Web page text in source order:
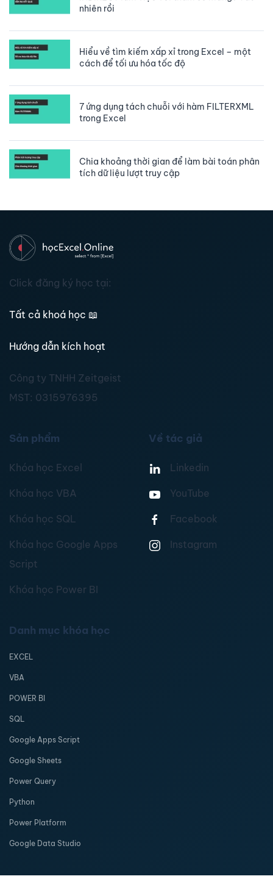
nhiên rồi
Hiểu về tìm kiếm xấp xỉ trong Excel – một
cách để tối ưu hóa tốc độ
7 ứng dụng tách chuỗi với hàm FILTERXML
trong Excel
Chia khoảng thời gian để làm bài toán phân
tích dữ liệu lượt truy cập
Click đăng ký học tại:
Tất cả khoá học 📖
Hướng dẫn kích hoạt
Công ty TNHH Zeitgeist
MST: 0315976395
Sản phẩm
Khóa học Excel
Khóa học VBA
Khóa học SQL
Khóa học Google Apps
Script
Khóa học Power BI
Về tác giả
Linkedin
YouTube
Facebook
Instagram
Danh mục khóa học
EXCEL
VBA
POWER BI
SQL
Google Apps Script
Google Sheets
Power Query
Python
Power Platform
Google Data Studio